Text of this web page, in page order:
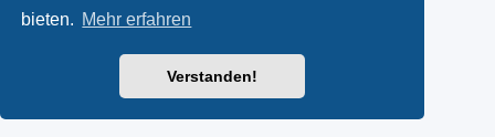
bieten. Mehr erfahren
Verstanden!